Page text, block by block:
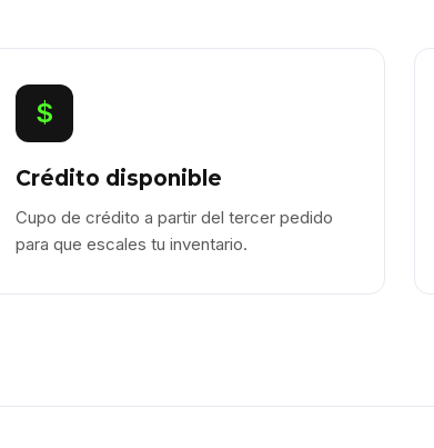
$
Crédito disponible
Cupo de crédito a partir del tercer pedido
para que escales tu inventario.